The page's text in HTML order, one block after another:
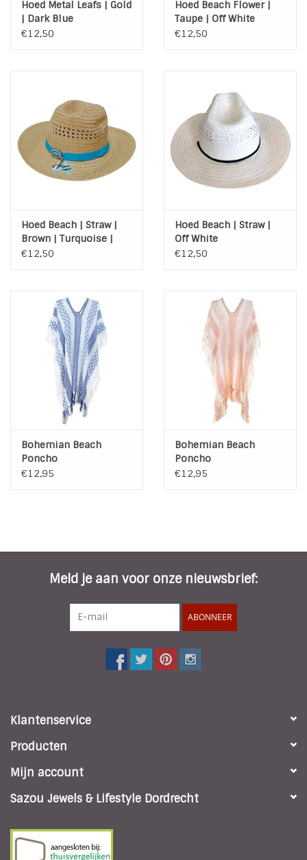
Hoed Metal Leafs | Gold
| Dark Blue
€12,50
Hoed Beach Flower |
Taupe | Off White
€12,50
Hoed Beach | Straw |
Brown | Turquoise |
Veertjes
€12,50
Hoed Beach | Straw |
Off White
€12,50
Bohemian Beach
Poncho
€12,95
Bohemian Beach
Poncho
€12,95
Meld je aan voor onze nieuwsbrief:
ABONNEER
Klantenservice
Producten
Mijn account
Sazou Jewels & Lifestyle Dordrecht